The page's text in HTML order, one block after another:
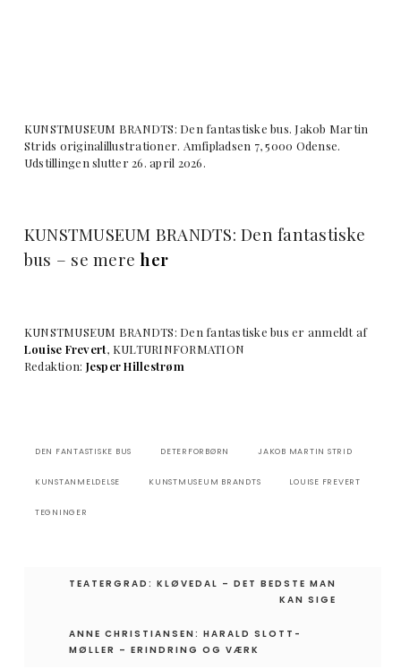
KUNSTMUSEUM BRANDTS: Den fantastiske bus. Jakob Martin
Strids originalillustrationer. Amfipladsen 7, 5000 Odense.
Udstillingen slutter 26. april 2026.
KUNSTMUSEUM BRANDTS: Den fantastiske
bus – se mereher
KUNSTMUSEUM BRANDTS: Den fantastiske bus er anmeldt af
Louise Frevert, KULTURINFORMATION
Redaktion: Jesper Hillestrøm
DEN FANTASTISKE BUS DETERFORBØRN JAKOB MARTIN STRID
KUNSTANMELDELSE KUNSTMUSEUM BRANDTS LOUISE FREVERT
TEGNINGER
Indlægsnavigation
TEATERGRAD: KLØVEDAL – DET BEDSTE MAN
KAN SIGE
ANNE CHRISTIANSEN: HARALD SLOTT-
MØLLER – ERINDRING OG VÆRK